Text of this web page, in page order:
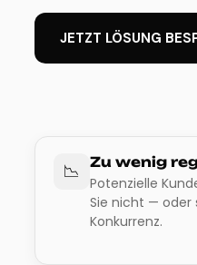
JETZT LÖSUNG
📉 Zu wenig
Potenzielle
Sie nicht — oder
Konkurrenz.